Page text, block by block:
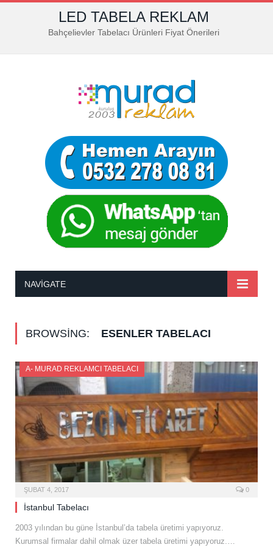
LED TABELA REKLAM
Bahçelievler Tabelacı Ürünleri Fiyat Önerileri
NAVIGATE
BROWSING: ESENLER TABELACI
A- MURAD REKLAMCI TABELACI
ŞUBAT 4, 2017 0
İstanbul Tabelacı
2003 yılından bu güne İstanbul’da tabela üretimi yapıyoruz.
Kurumsal firmalar dahil olmak üzer tabela üretimi yapıyoruz.…